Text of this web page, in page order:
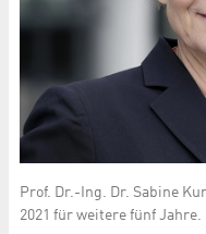
Prof. Dr.-Ing. Dr. Sabine
2021 für weitere fünf